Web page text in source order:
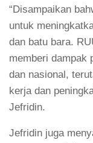
“Disampaikan
untuk
dan batu bara.
memberi dampak
dan nasional,
kerja dan
Jefridin.
Jefridin juga